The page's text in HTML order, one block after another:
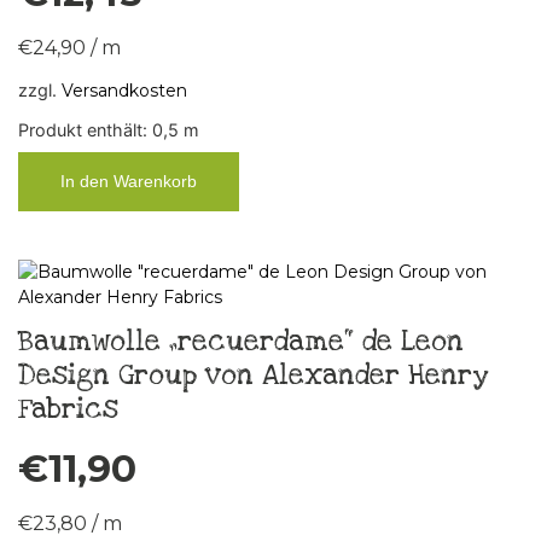
€24,90 / m
zzgl. Versandkosten
Produkt enthält: 0,5 m
In den Warenkorb
Baumwolle „recuerdame“ de Leon
Design Group von Alexander Henry
Fabrics
€11,90
€23,80 / m